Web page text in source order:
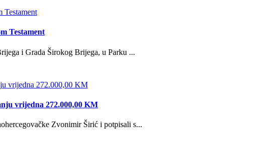
Testament
i Grada Širokog Brijega, u Parku ...
vrijedna 272.000,00 KM
Zvonimir Širić i potpisali s...